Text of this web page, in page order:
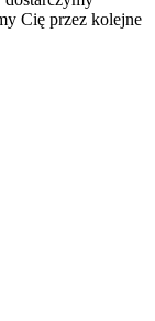
Cię przez kolejne